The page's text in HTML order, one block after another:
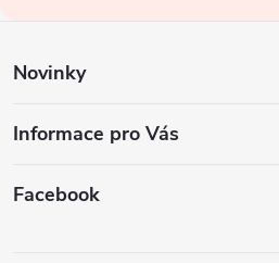
í
Novinky
Informace pro Vás
Facebook